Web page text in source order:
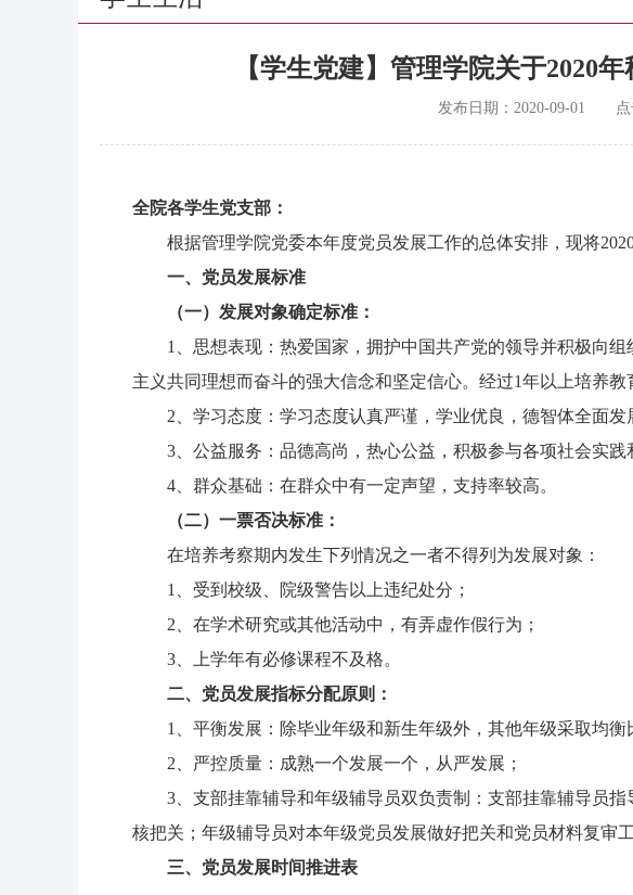
【学生党建】管理学院关于2020
发布日期： 2020-09-01
全院各学生党支部：
根据管理学院党委本年度党员发展工作的总体安排，现将
一、党员发展标准
（一）发展对象确定标准：
1、思想表现：热爱国家，拥护中国共产党的领导并积极向
主义共同理想而奋斗的强大信念和坚定信心。经过1年以上培养教
2、学习态度：学习态度认真严谨，学业优良，德智体全面发
3、公益服务：品德高尚，热心公益，积极参与各项社会实践
4、群众基础：在群众中有一定声望，支持率较高。
（二）一票否决标准：
在培养考察期内发生下列情况之一者不得列为发展对象：
1、受到校级、院级警告以上违纪处分；
2、在学术研究或其他活动中，有弄虚作假行为；
3、上学年有必修课程不及格。
二、党员发展指标分配原则：
1、平衡发展：除毕业年级和新生年级外，其他年级采取均衡
2、严控质量：成熟一个发展一个，从严发展；
3、支部挂靠辅导和年级辅导员双负责制：支部挂靠辅导员
核把关；年级辅导员对本年级党员发展做好把关和党员材料复审工
三、党员发展时间推进表